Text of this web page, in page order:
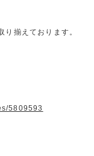
揃えております。
5809593